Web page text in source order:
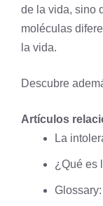
de la vida, sino
moléculas
la vida.
Descubre
Artículos
La
¿Qué es